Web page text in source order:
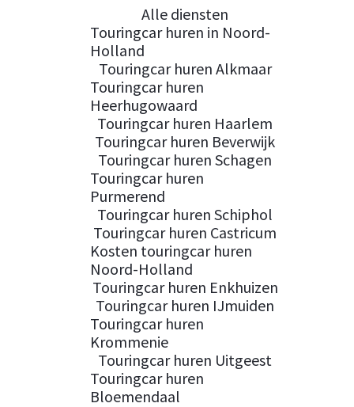
Alle diensten
Touringcar huren in Noord-
Holland
Touringcar huren Alkmaar
Touringcar huren
Heerhugowaard
Touringcar huren Haarlem
Touringcar huren Beverwijk
Touringcar huren Schagen
Touringcar huren
Purmerend
Touringcar huren Schiphol
Touringcar huren Castricum
Kosten touringcar huren
Noord-Holland
Touringcar huren Enkhuizen
Touringcar huren IJmuiden
Touringcar huren
Krommenie
Touringcar huren Uitgeest
Touringcar huren
Bloemendaal